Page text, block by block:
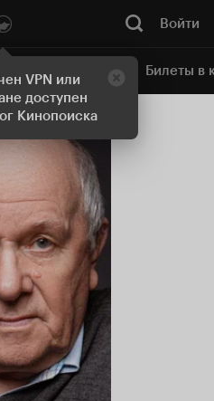
VPN или
доступен
Кинопоиска
Войти
кинотеатр Билеты в